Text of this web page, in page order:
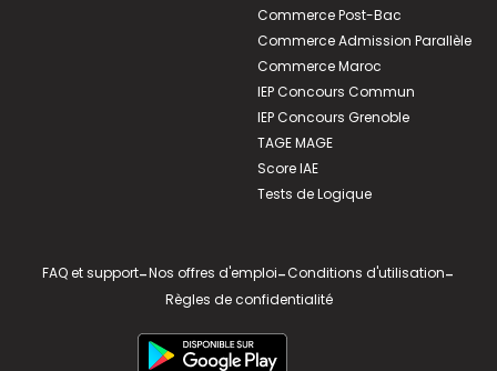
Commerce Post-Bac
Commerce Admission Parallèle
Commerce Maroc
IEP Concours Commun
IEP Concours Grenoble
TAGE MAGE
Score IAE
Tests de Logique
FAQ et support-Nos offres d'emploi-Conditions d'utilisation-
Règles de confidentialité